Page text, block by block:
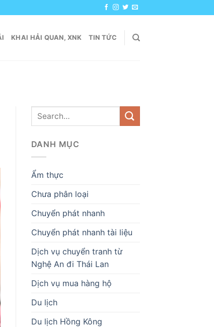
KHAI HẢI QUAN, XNK TIN TỨC
DANH MỤC
Ẩm thực
Chưa phân loại
Chuyển phát nhanh
Chuyển phát nhanh tài liệu
Dịch vụ chuyển tranh từ
Nghệ An đi Thái Lan
Dịch vụ mua hàng hộ
Du lịch
Du lịch Hồng Kông